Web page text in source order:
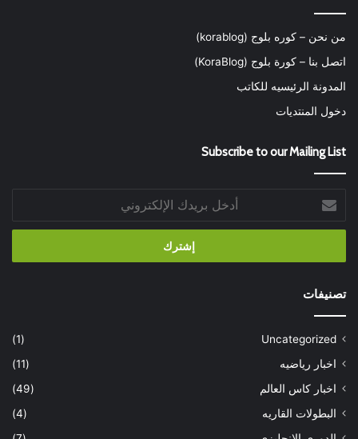
من نحن – كوره بلوج (korablog)
اتصل بنا – كورة بلوج (KoraBlog)
المدونة الرئيسيه للكاتب
دخول المنتديات
Subscribe to our Mailing List
بريدك
الإلكتروني
تصنيفات
Uncategorized
(1)
اخبار رياضيه
(11)
اخبار كاس العالم
(49)
البطولات القاريه
(4)